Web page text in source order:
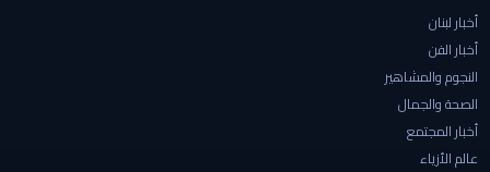
أخبار لبنان
أخبار الفن
النجوم والمشاهير
الصحة والجمال
أخبار المجتمع
عالم الأزياء